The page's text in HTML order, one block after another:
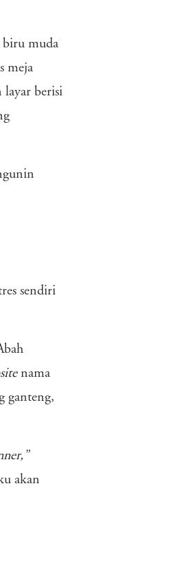
biru muda
meja
layar berisi
sendiri
nama
ganteng,
akan